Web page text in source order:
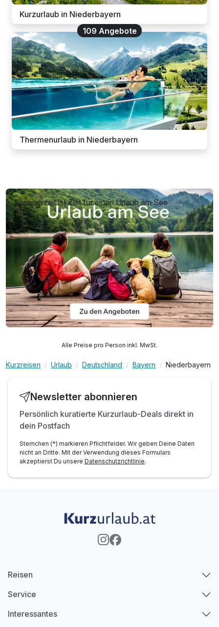
Kurzurlaub in Niederbayern
109 Angebote
Thermenurlaub in Niederbayern
Sommerzeit ist Zeit für einen Urlaub am See
Alle Preise pro Person inkl. MwSt.
Kurzreisen Urlaub Deutschland Bayern Niederbayern
Newsletter abonnieren
Persönlich kuratierte Kurzurlaub-Deals direkt in
dein Postfach
Sternchen (*) markieren Pflichtfelder. Wir geben Deine Daten
nicht an Dritte. Mit der Verwendung dieses Formulars
akzeptierst Du unsere Datenschutzrichtlinie.
Reisen
Service
Interessantes